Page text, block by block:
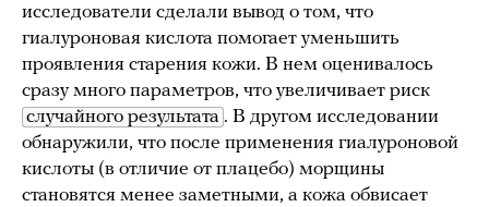
исследователи сделали вывод о том, что
гиалуроновая кислота помогает уменьшить
проявления старения кожи. В нем оценивалось
сразу много параметров, что увеличивает риск
случайного результата . В другом исследовании
обнаружили, что после применения гиалуроновой
кислоты (в отличие от плацебо) морщины
становятся менее заметными, а кожа обвисает